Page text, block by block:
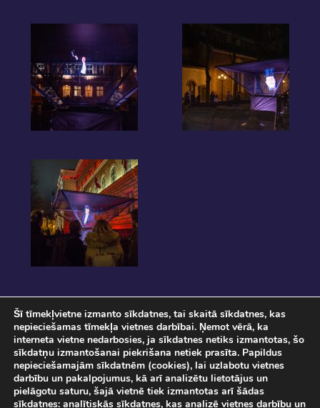
Pasākuma norise tiks fotografēta un filmēta. Ar savu ierašanos pasākumā, Jūs
Šī tīmekļvietne izmanto sīkdatnes, tai skaitā sīkdatnes, kas
nepieciešamas tīmekļa vietnes darbībai. Ņemot vērā, ka
interneta vietne nedarbosies, ja sīkdatnes netiks izmantotas, šo
sīkdatņu izmantošanai piekrišana netiek prasīta. Papildus
nepieciešamajām sīkdatnēm (cookies), lai uzlabotu vietnes
darbību un pakalpojumus, kā arī analizētu lietotājus un
pielāgotu saturu, šajā vietnē tiek izmantotas arī šādas
sīkdatnes: analītiskās sīkdatnes, kas analizē vietnes darbību un